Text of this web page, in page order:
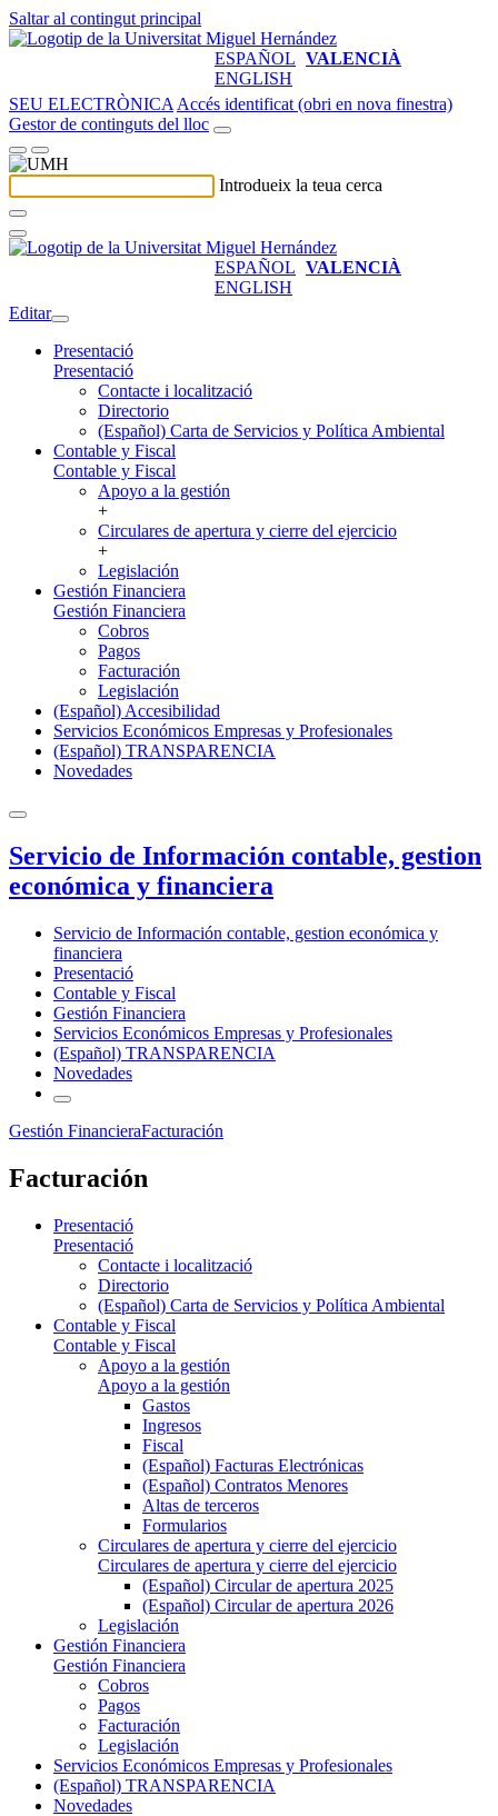
Saltar al contingut principal
ESPAÑOL VALENCIÀ
ENGLISH
SEU ELECTRÒNICA Accés identificat (obri en nova finestra)
Gestor de continguts del lloc
Introdueix la teua cerca
ESPAÑOL VALENCIÀ
ENGLISH
Editar
Presentació
Presentació
Contacte i localització
Directorio
(Español) Carta de Servicios y Política Ambiental
Contable y Fiscal
Contable y Fiscal
Apoyo a la gestión
+
Circulares de apertura y cierre del ejercicio
+
Legislación
Gestión Financiera
Gestión Financiera
Cobros
Pagos
Facturación
Legislación
(Español) Accesibilidad
Servicios Económicos Empresas y Profesionales
(Español) TRANSPARENCIA
Novedades
Servicio de Información contable, gestion
económica y financiera
Servicio de Información contable, gestion económica y
financiera
Presentació
Contable y Fiscal
Gestión Financiera
Servicios Económicos Empresas y Profesionales
(Español) TRANSPARENCIA
Novedades
Gestión FinancieraFacturación
Facturación
Presentació
Presentació
Contacte i localització
Directorio
(Español) Carta de Servicios y Política Ambiental
Contable y Fiscal
Contable y Fiscal
Apoyo a la gestión
Apoyo a la gestión
Gastos
Ingresos
Fiscal
(Español) Facturas Electrónicas
(Español) Contratos Menores
Altas de terceros
Formularios
Circulares de apertura y cierre del ejercicio
Circulares de apertura y cierre del ejercicio
(Español) Circular de apertura 2025
(Español) Circular de apertura 2026
Legislación
Gestión Financiera
Gestión Financiera
Cobros
Pagos
Facturación
Legislación
Servicios Económicos Empresas y Profesionales
(Español) TRANSPARENCIA
Novedades